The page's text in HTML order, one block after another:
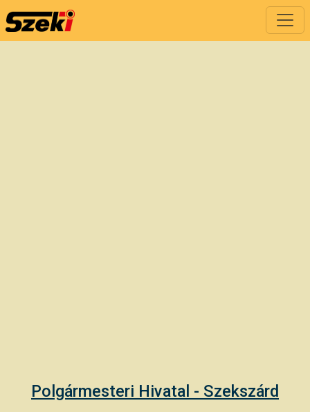
Polgármesteri Hivatal - Szekszárd